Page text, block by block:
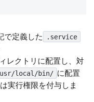
で定義した .service
レクトリに配置し、対
local/bin/ に配置
実行権限を付与しま